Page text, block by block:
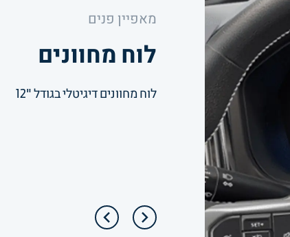
מאפיין פנים
לוח מחוונים
לוח מחוונים דיגיטלי בגודל "12